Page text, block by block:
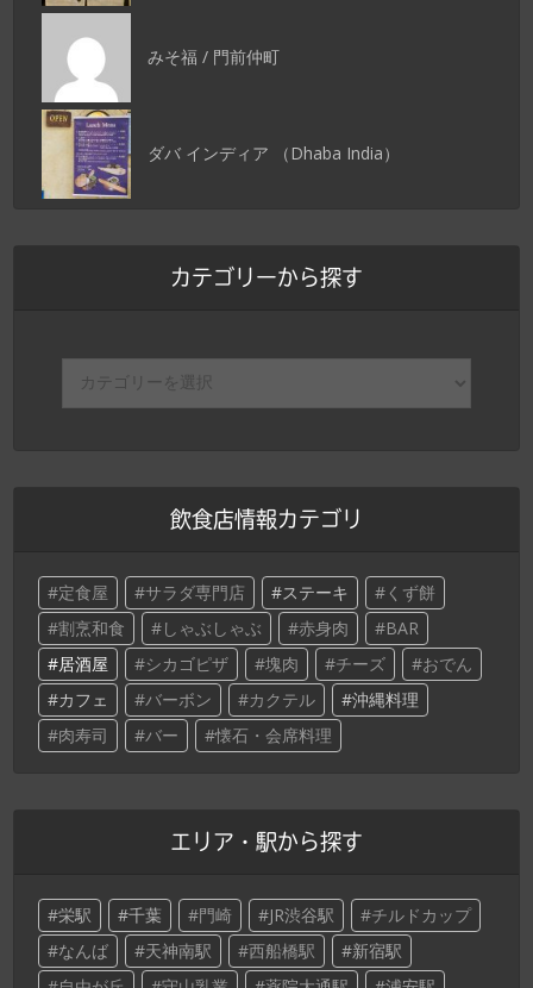
みそ福 / 門前仲町
ダバ インディア （Dhaba India）
カテゴリーから探す
飲食店情報カテゴリ
定食屋 サラダ専門店 ステーキ
くず餅
割烹和食
しゃぶしゃぶ 赤身肉
BAR
居酒屋
シカゴピザ 塊肉 チーズ
おでん
カフェ
バーボン カクテル
沖縄料理
肉寿司
バー 懐石・会席料理
エリア・駅から探す
栄駅 千葉 門崎 JR渋谷駅
チルドカップ
なんば
天神南駅 西船橋駅
新宿駅